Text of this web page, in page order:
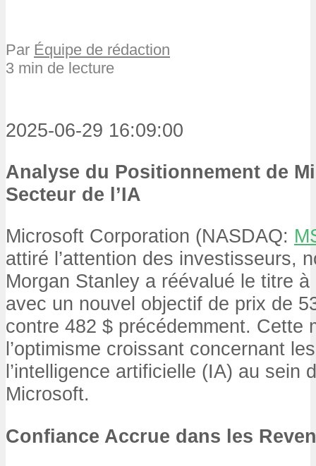
Par Équipe de rédaction
3 min de lecture
2025-06-29 16:09:00
Analyse du Positionnement de
Secteur de l’IA
Microsoft Corporation (NASDAQ:
attiré l’attention des investisseurs,
Morgan Stanley a réévalué le titre
avec un nouvel objectif de prix de
contre 482 $ précédemment. Cette
l’optimisme croissant concernant
l’intelligence artificielle (IA) au sein
Microsoft.
Confiance Accrue dans les